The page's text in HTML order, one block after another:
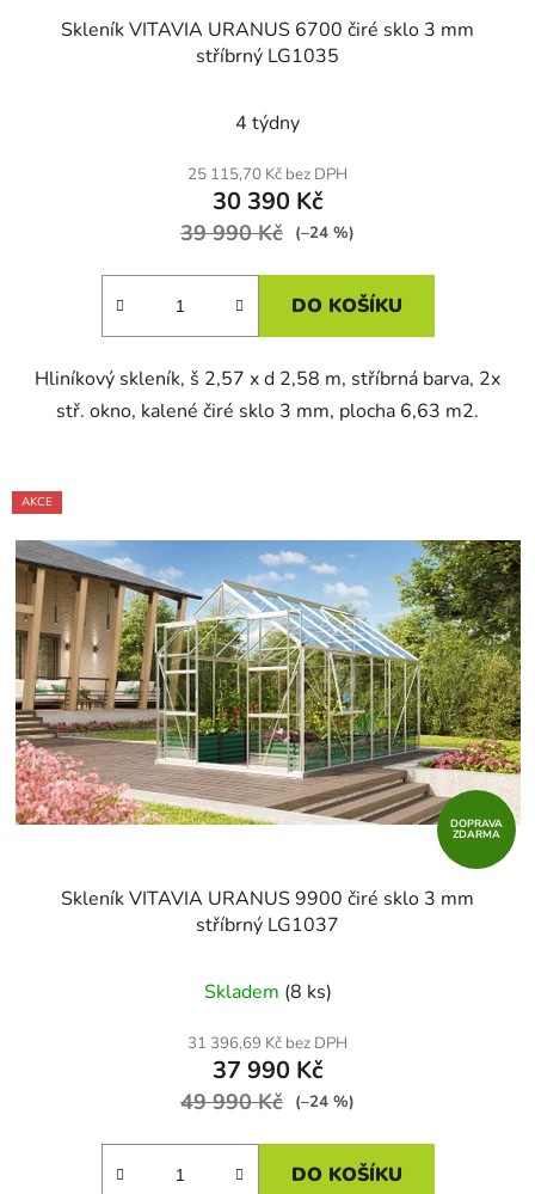
Skleník VITAVIA URANUS 6700 čiré sklo 3 mm
stříbrný LG1035
4 týdny
25 115,70 Kč bez DPH
30 390 Kč
39 990 Kč (–24 %)
DO KOŠÍKU
Hliníkový skleník, š 2,57 x d 2,58 m, stříbrná barva, 2x
stř. okno, kalené čiré sklo 3 mm, plocha 6,63 m2.
AKCE
DOPRAVA
ZDARMA
Skleník VITAVIA URANUS 9900 čiré sklo 3 mm
stříbrný LG1037
Skladem (8 ks)
31 396,69 Kč bez DPH
37 990 Kč
49 990 Kč (–24 %)
DO KOŠÍKU